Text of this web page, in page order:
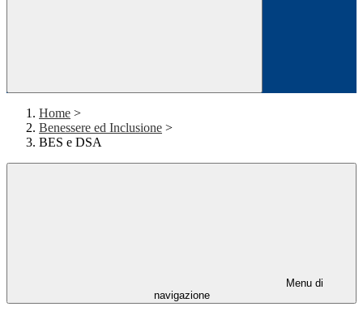
Home >
Benessere ed Inclusione >
BES e DSA
Menu di
navigazione